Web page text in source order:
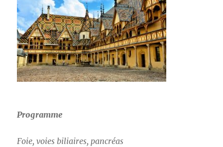
Programme
Foie, voies biliaires, pancréas